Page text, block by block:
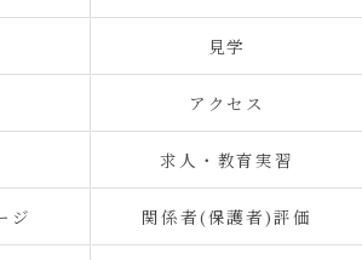
見学
アクセス
求人・教育実習
ジ 関係者(保護者)評価